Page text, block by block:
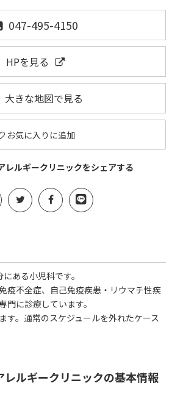
047-495-4150
HPを見る
大きな地図で見る
お気に入りに追加
レルギークリニックをシェアする
ある小児科です。
疫不全症、自己免疫疾患・リウマチ性疾
門に診療しています。
す。通常のスケジュールを外れたケース
レルギークリニックの基本情報